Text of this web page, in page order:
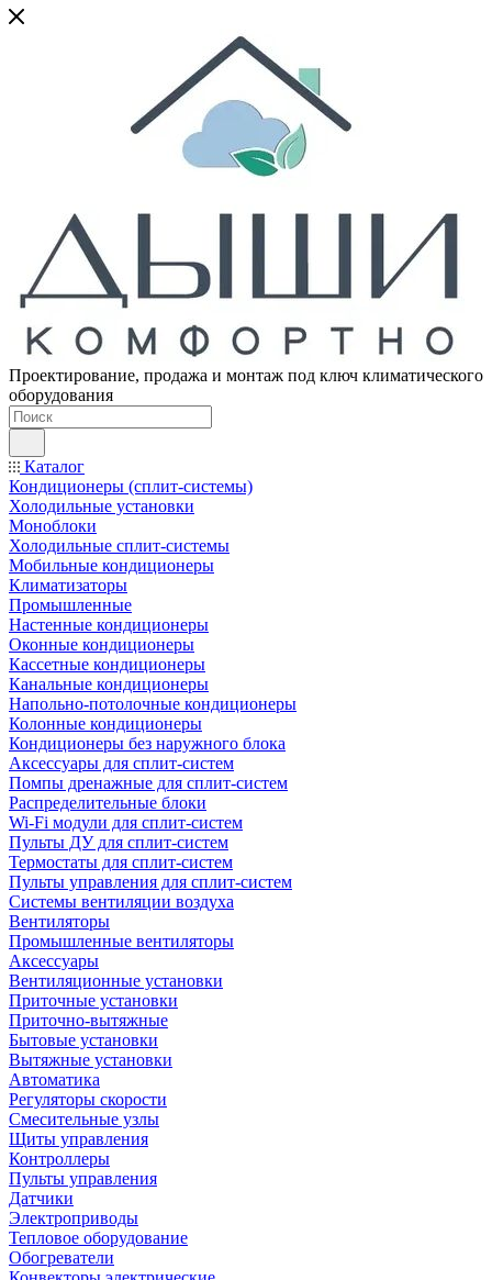
Проектирование, продажа и монтаж под ключ климатического
оборудования
Каталог
Кондиционеры (сплит-системы)
Холодильные установки
Моноблоки
Холодильные сплит-системы
Мобильные кондиционеры
Климатизаторы
Промышленные
Настенные кондиционеры
Оконные кондиционеры
Кассетные кондиционеры
Канальные кондиционеры
Напольно-потолочные кондиционеры
Колонные кондиционеры
Кондиционеры без наружного блока
Аксессуары для сплит-систем
Помпы дренажные для сплит-систем
Распределительные блоки
Wi-Fi модули для сплит-систем
Пульты ДУ для сплит-систем
Термостаты для сплит-систем
Пульты управления для сплит-систем
Системы вентиляции воздуха
Вентиляторы
Промышленные вентиляторы
Аксессуары
Вентиляционные установки
Приточные установки
Приточно-вытяжные
Бытовые установки
Вытяжные установки
Автоматика
Регуляторы скорости
Смесительные узлы
Щиты управления
Контроллеры
Пульты управления
Датчики
Электроприводы
Тепловое оборудование
Обогреватели